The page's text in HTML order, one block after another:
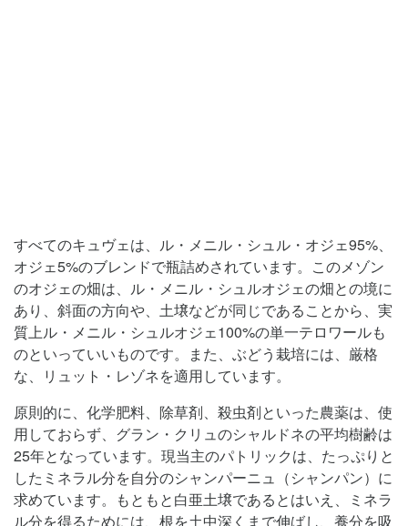
すべてのキュヴェは、ル・メニル・シュル・オジェ95%、
オジェ5%のブレンドで瓶詰めされています。このメゾン
のオジェの畑は、ル・メニル・シュルオジェの畑との境に
あり、斜面の方向や、土壌などが同じであることから、実
質上ル・メニル・シュルオジェ100%の単一テロワールも
のといっていいものです。また、ぶどう栽培には、厳格
な、リュット・レゾネを適用しています。
原則的に、化学肥料、除草剤、殺虫剤といった農薬は、使
用しておらず、グラン・クリュのシャルドネの平均樹齢は
25年となっています。現当主のパトリックは、たっぷりと
したミネラル分を自分のシャンパーニュ（シャンパン）に
求めています。もともと白亜土壌であるとはいえ、ミネラ
ル分を得るためには、根を土中深くまで伸ばし、養分を吸